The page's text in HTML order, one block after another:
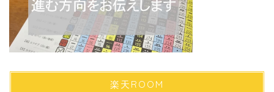
楽天ROOM